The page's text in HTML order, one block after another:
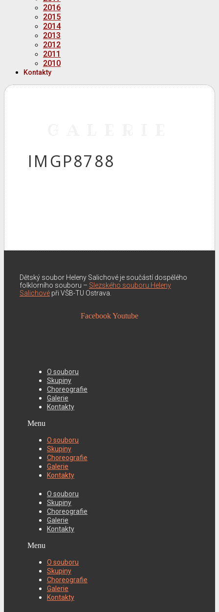
2016
2015
2014
2013
2012
2011
2010
Kontakty
IMGP8788
Dětský soubor Heleny Salichové je součástí dospělého
folklorního souboru – Slezského souboru Heleny
Salichové při VŠB-TU Ostrava.
FacebookYoutube
O souboru
Skupiny
Choreografie
Galerie
Kontakty
Menu
O souboru
Skupiny
Choreografie
Galerie
Kontakty
O souboru
Skupiny
Choreografie
Galerie
Kontakty
Menu
O souboru
Skupiny
Choreografie
Galerie
Kontakty